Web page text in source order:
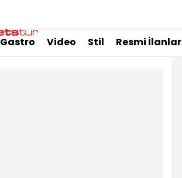
Gastro Video Stil Resmi İlanlar